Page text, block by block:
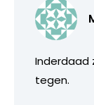
Inderdaad
tegen.